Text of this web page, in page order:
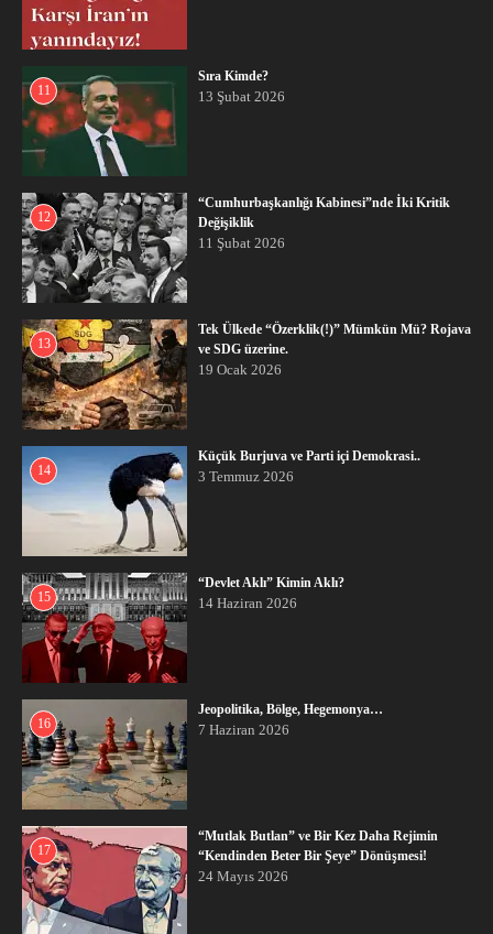
11
Sıra Kimde?
13 Şubat 2026
12
“Cumhurbaşkanlığı Kabinesi”nde İki Kritik
Değişiklik
11 Şubat 2026
13
Tek Ülkede “Özerklik(!)” Mümkün Mü? Rojava
ve SDG üzerine.
19 Ocak 2026
14
Küçük Burjuva ve Parti içi Demokrasi..
3 Temmuz 2026
15
“Devlet Aklı” Kimin Aklı?
14 Haziran 2026
16
Jeopolitika, Bölge, Hegemonya…
7 Haziran 2026
17
“Mutlak Butlan” ve Bir Kez Daha Rejimin
“Kendinden Beter Bir Şeye” Dönüşmesi!
24 Mayıs 2026